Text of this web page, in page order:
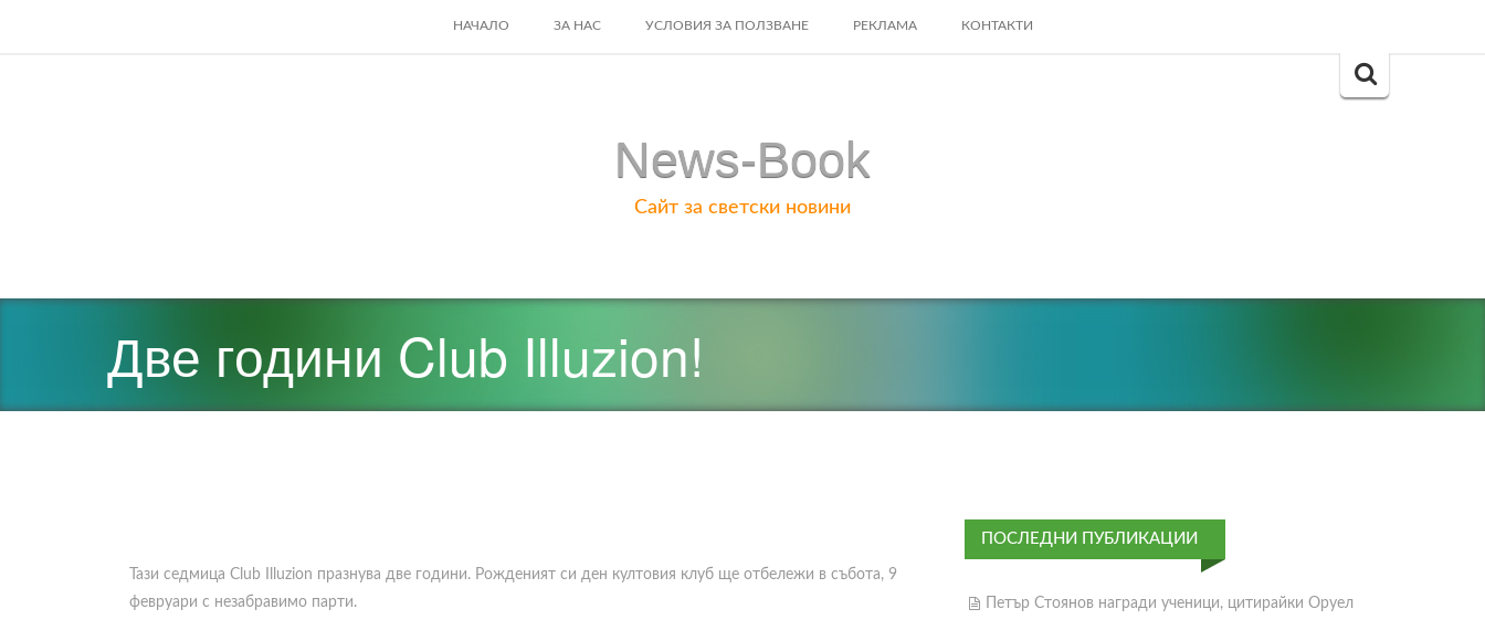
SKIP
НАЧАЛО ЗА НАС УСЛОВИЯ ЗА ПОЛЗВАНЕ РЕКЛАМА КОНТАКТИ
Search
News-Book
Сайт за светски новини
Две години Club Illuzion!
Тази седмица Club Illuzion празнува две години. Рожденият си ден култовия клуб ще отбележи в събота, 9
февруари с незабравимо парти.
ПОСЛЕДНИ ПУБЛИКАЦИИ
Петър Стоянов награди ученици, цитирайки Оруел